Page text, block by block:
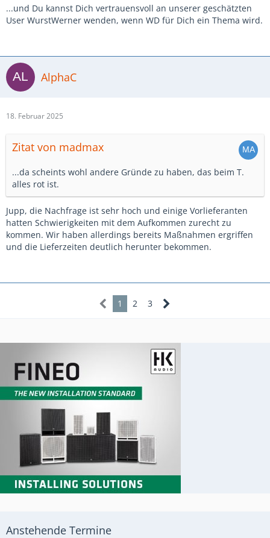
...und Du kannst Dich vertrauensvoll an unserer geschätzten
User WurstWerner wenden, wenn WD für Dich ein Thema wird.
AlphaC
18. Februar 2025
Zitat von madmax
...da scheints wohl andere Gründe zu haben, das beim T.
alles rot ist.
Jupp, die Nachfrage ist sehr hoch und einige Vorlieferanten
hatten Schwierigkeiten mit dem Aufkommen zurecht zu
kommen. Wir haben allerdings bereits Maßnahmen ergriffen
und die Lieferzeiten deutlich herunter bekommen.
1 2 3
Anstehende Termine